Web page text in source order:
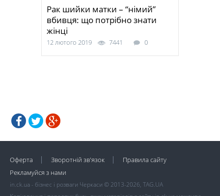
Рак шийки матки – “німий”
вбивця: що потрібно знати
жінці
12 лютого 2019 7441 0
Оферта Зворотній зв'язок
Правила сайту
Рекламуйся з нами
in.ck.ua - бізнес і розваги Черкаси © 2013-2026, TAG.UA